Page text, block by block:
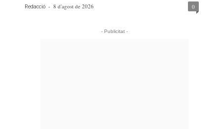
Redacció - 8 d'agost de 2026 0
- Publicitat -